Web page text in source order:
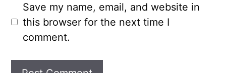
Save my name, email, and website in
this browser for the next time I
comment.